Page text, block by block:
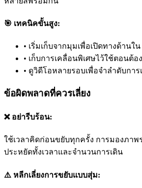
🎯 เทคนิคขั้นสูง:
• เริ่มเก็บจากมุมเพื่อเปิดทางด้านใน
• เก็บการเคลื่อนพิเศษไว้ใช้ตอนต้อ
• ดูวิดีโอหลายรอบเพื่อจำลำดับกา
ข้อผิดพลาดที่ควรเลี่ยง
❌ อย่ารีบร้อน:
ใช้เวลาคิดก่อนขยับทุกครั้ง การมองภาพ
ประหยัดทั้งเวลาและจำนวนการเดิน
⚠️ หลีกเลี่ยงการขยับแบบสุ่ม: